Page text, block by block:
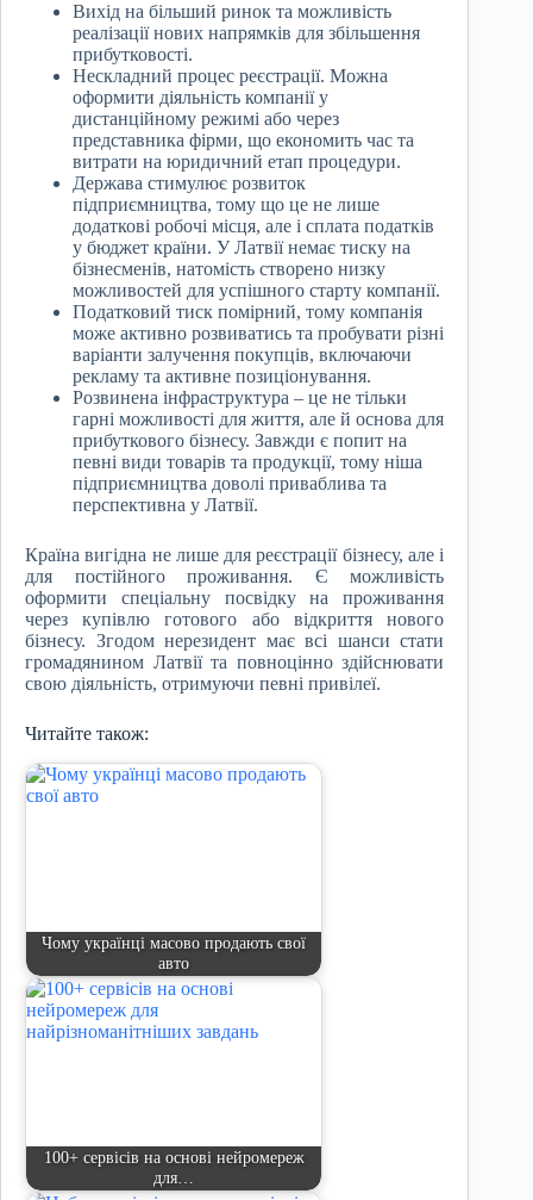
Вихід на більший ринок та можливість
реалізації нових напрямків для збільшення
прибутковості.
Нескладний процес реєстрації. Можна
оформити діяльність компанії у
дистанційному режимі або через
представника фірми, що економить час та
витрати на юридичний етап процедури.
Держава стимулює розвиток
підприємництва, тому що це не лише
додаткові робочі місця, але і сплата податків
у бюджет країни. У Латвії немає тиску на
бізнесменів, натомість створено низку
можливостей для успішного старту компанії.
Податковий тиск помірний, тому компанія
може активно розвиватись та пробувати різні
варіанти залучення покупців, включаючи
рекламу та активне позиціонування.
Розвинена інфраструктура – це не тільки
гарні можливості для життя, але й основа для
прибуткового бізнесу. Завжди є попит на
певні види товарів та продукції, тому ніша
підприємництва доволі приваблива та
перспективна у Латвії.
Країна вигідна не лише для реєстрації бізнесу, але і
для постійного проживання. Є можливість
оформити спеціальну посвідку на проживання
через купівлю готового або відкриття нового
бізнесу. Згодом нерезидент має всі шанси стати
громадянином Латвії та повноцінно здійснювати
свою діяльність, отримуючи певні привілеї.
Читайте також:
Чому українці масово продають свої
авто
100+ сервісів на основі нейромереж
для…